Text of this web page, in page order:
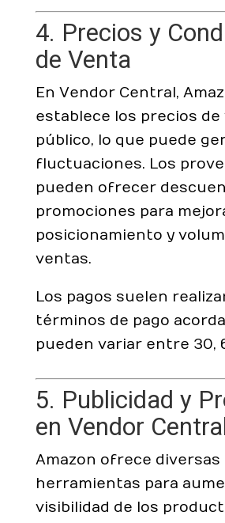
4. Precios y
de Venta
En Vendor Central,
establece los precios de
público, lo que puede
fluctuaciones. Los
pueden ofrecer
promociones para
posicionamiento y
ventas.
Los pagos suelen
términos de pago
pueden variar entre 30,
5. Publicidad y
en Vendor
Amazon ofrece diversas
herramientas para
visibilidad de los